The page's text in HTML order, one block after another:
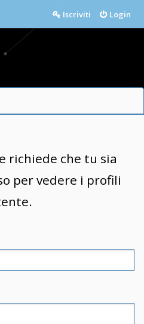
Login
Iscriviti
richiede che tu sia
per vedere i profili